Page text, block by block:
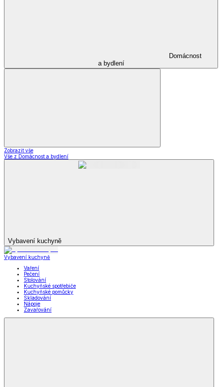
Domácnost
a bydlení
Zobrazit vše
Vše z Domácnost a bydlení
Vybavení kuchyně
Vybavení kuchyně
Vaření
Pečení
Stolování
Kuchyňské spotřebiče
Kuchyňské pomůcky
Skladování
Nápoje
Zavařování